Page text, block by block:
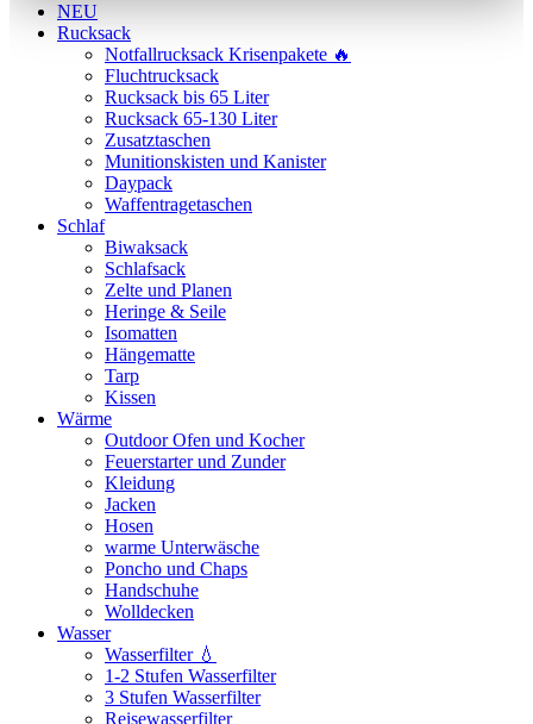
NEU
Rucksack
Notfallrucksack Krisenpakete 🔥
Fluchtrucksack
Rucksack bis 65 Liter
Rucksack 65-130 Liter
Zusatztaschen
Munitionskisten und Kanister
Daypack
Waffentragetaschen
Schlaf
Biwaksack
Schlafsack
Zelte und Planen
Heringe & Seile
Isomatten
Hängematte
Tarp
Kissen
Wärme
Outdoor Ofen und Kocher
Feuerstarter und Zunder
Kleidung
Jacken
Hosen
warme Unterwäsche
Poncho und Chaps
Handschuhe
Wolldecken
Wasser
Wasserfilter 💧
1-2 Stufen Wasserfilter
3 Stufen Wasserfilter
Reisewasserfilter